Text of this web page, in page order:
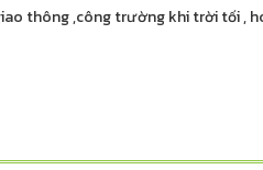
thông ,công trường khi trời tối ,